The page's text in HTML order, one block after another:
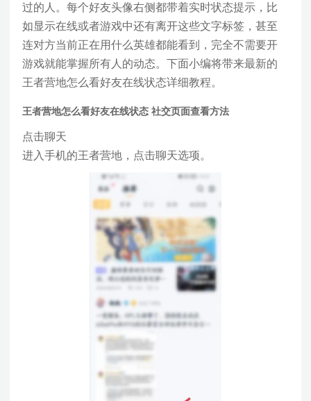
过的人。每个好友头像右侧都带着实时状态提示，比
如显示在线或者游戏中还有离开这些文字标签，甚至
连对方当前正在用什么英雄都能看到，完全不需要开
游戏就能掌握所有人的动态。下面小编将带来最新的
王者营地怎么看好友在线状态详细教程。
王者营地怎么看好友在线状态 社交页面查看方法
点击聊天
进入手机的王者营地，点击聊天选项。